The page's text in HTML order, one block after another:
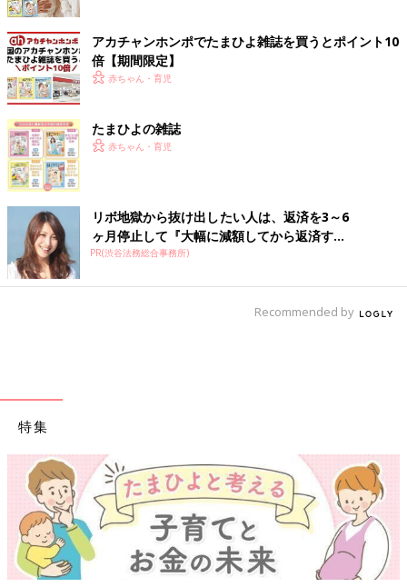
アカチャンホンポでたまひよ雑誌を買うとポイント10
倍【期間限定】
赤ちゃん・育児
たまひよの雑誌
赤ちゃん・育児
リボ地獄から抜け出したい人は、返済を3～6
ヶ月停止して『大幅に減額してから返済す...
PR(渋谷法務総合事務所)
Recommended by
特集